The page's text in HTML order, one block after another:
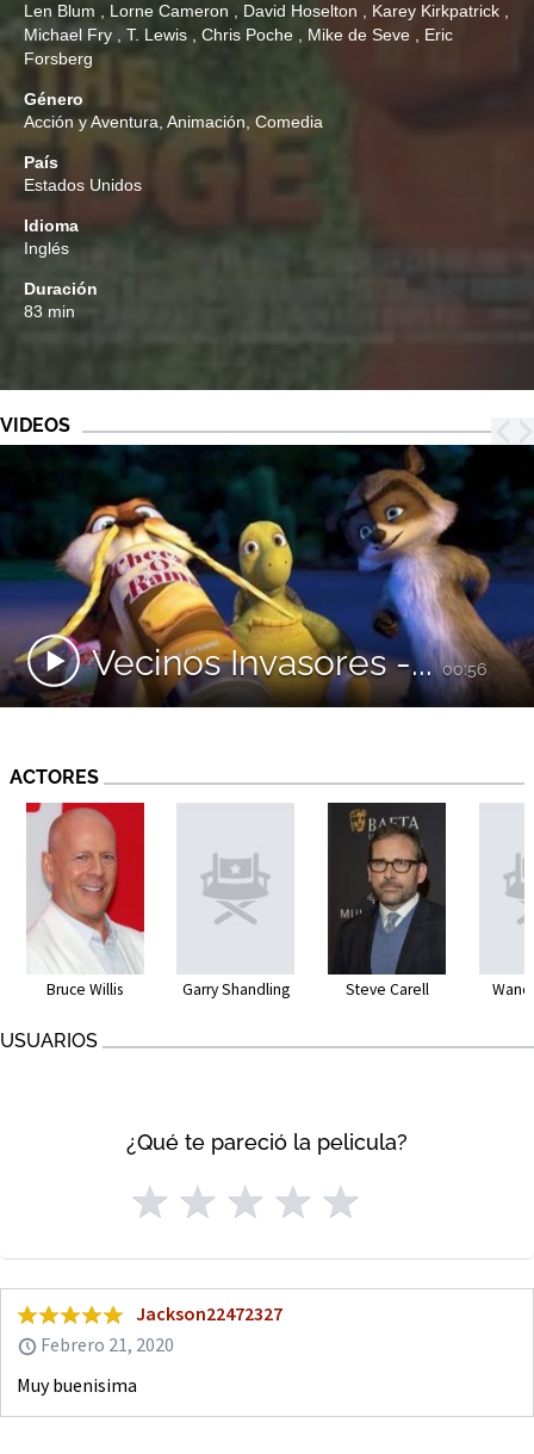
Len Blum
Lorne Cameron David Hoselton Karey Kirkpatrick
Michael Fry
T. Lewis Chris Poche Mike de Seve
Eric
Forsberg
Género
Acción y Aventura Animación Comedia
País
Estados Unidos
Idioma
Inglés
Duración
83 min
VIDEOS
Vecinos Invasores -...00:56
ACTORES
Bruce Willis Garry Shandling Steve Carell
USUARIOS
¿Qué te pareció la pelicula?
Jackson22472327
Febrero 21, 2020
Muy buenisima